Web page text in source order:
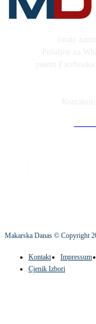
Makarska Danas © Copyright
Kontakt Impressum
Cjenik Izbori